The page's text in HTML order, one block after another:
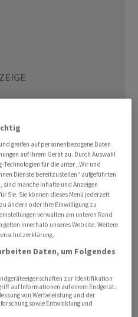
offiziell, Katar agiert
Ministerpräsident hatte
US-Portals «Axios» am
Marco Rubio und dem
Hauses, Steve Witkoff,
zur Beendigung des
men
greifen auf personenbezogene Daten
auf Ihrem Gerät zu. Durch Auswahl
für die unter „Wir und
Dienste bereitzustellen“ aufgeführten
manche Inhalte und Anzeigen
Sie. Sie können dieses Menü jederzeit
ändern oder Ihre Einwilligung zu
verwalten am unteren Rand
innerhalb unseres Website. Weitere
Daten, um Folgendes
zur Identifikation
auf Informationen auf einem Endgerät.
von Werbeleistung und der
sowie Entwicklung und